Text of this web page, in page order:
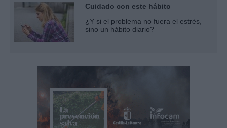
Cuidado con este hábito
¿Y si el problema no fuera el estrés,
sino un hábito diario?